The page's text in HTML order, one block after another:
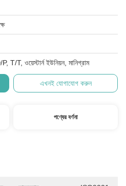
T/T, ওয়েস্টার্ন ইউনিয়ন, মানিগ্রাম
এখনই যোগাযোগ করুন
পণ্যের বর্ণনা